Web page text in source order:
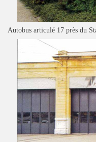
Autobus articulé 17 près du